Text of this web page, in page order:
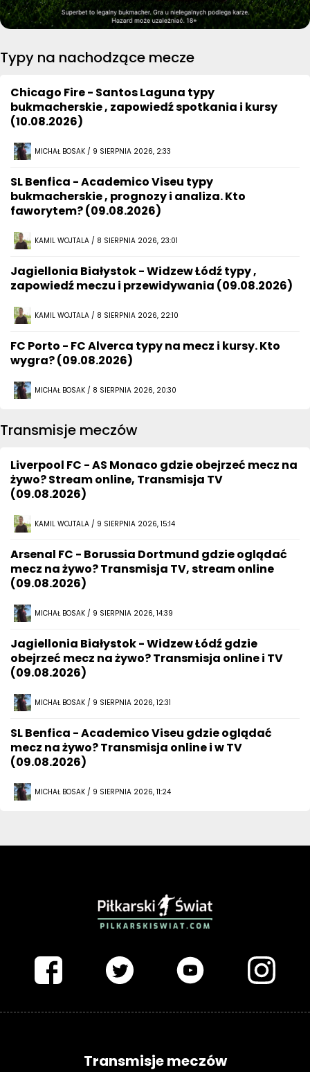
Typy na nachodzące mecze
Chicago Fire - Santos Laguna typy
bukmacherskie , zapowiedź spotkania i kursy
(10.08.2026)
MICHAŁ BOSAK / 9 SIERPNIA 2026, 2:33
SL Benfica - Academico Viseu typy
bukmacherskie , prognozy i analiza. Kto
faworytem? (09.08.2026)
KAMIL WOJTALA / 8 SIERPNIA 2026, 23:01
Jagiellonia Białystok - Widzew Łódź typy ,
zapowiedź meczu i przewidywania (09.08.2026)
KAMIL WOJTALA / 8 SIERPNIA 2026, 22:10
FC Porto - FC Alverca typy na mecz i kursy. Kto
wygra? (09.08.2026)
MICHAŁ BOSAK / 8 SIERPNIA 2026, 20:30
Transmisje meczów
Liverpool FC - AS Monaco gdzie obejrzeć mecz na
żywo? Stream online, Transmisja TV
(09.08.2026)
KAMIL WOJTALA / 9 SIERPNIA 2026, 15:14
Arsenal FC - Borussia Dortmund gdzie oglądać
mecz na żywo? Transmisja TV, stream online
(09.08.2026)
MICHAŁ BOSAK / 9 SIERPNIA 2026, 14:39
Jagiellonia Białystok - Widzew Łódź gdzie
obejrzeć mecz na żywo? Transmisja online i TV
(09.08.2026)
MICHAŁ BOSAK / 9 SIERPNIA 2026, 12:31
SL Benfica - Academico Viseu gdzie oglądać
mecz na żywo? Transmisja online i w TV
(09.08.2026)
MICHAŁ BOSAK / 9 SIERPNIA 2026, 11:24
Transmisje meczów